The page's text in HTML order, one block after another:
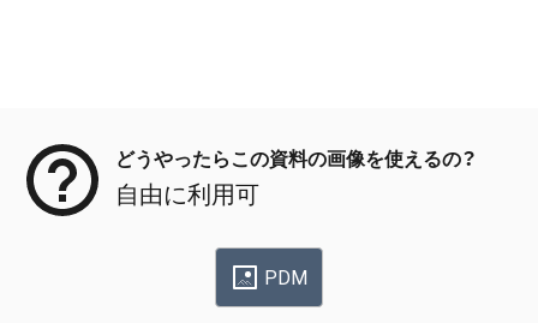
どうやったらこの資料の画像を使えるの？
自由に利用可
PDM